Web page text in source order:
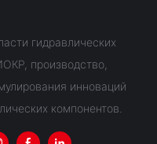
гидравлических
производство,
инноваций
компонентов.